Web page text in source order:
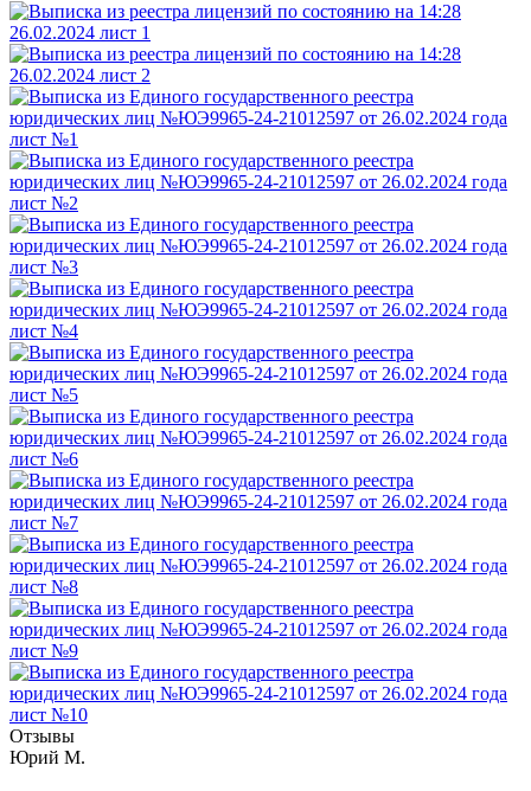
Отзывы
Юрий М.